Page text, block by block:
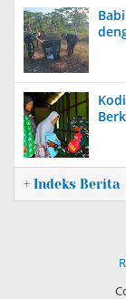
+ Indeks Berita